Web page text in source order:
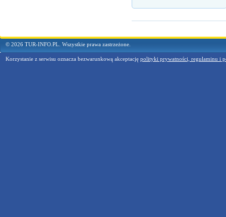
© 2026 TUR-INFO.PL. Wszystkie prawa zastrzeżone.
Korzystanie z serwisu oznacza bezwarunkową akceptację polityki prywatności, regulaminu i